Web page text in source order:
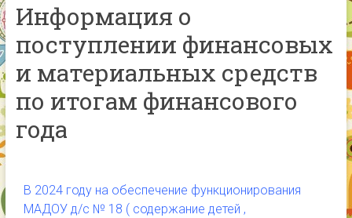
Информация о
поступлении финансовых
и материальных средств
по итогам финансового
года
В 2024 году на обеспечение функционирования
МАДОУ д/с № 18 ( содержание детей ,